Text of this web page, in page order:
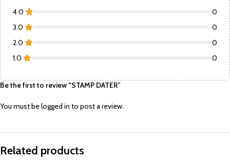
4.0
0
3.0
0
2.0
0
1.0
0
Be the first to review “STAMP DATER”
You must belogged in to post a review.
Related products